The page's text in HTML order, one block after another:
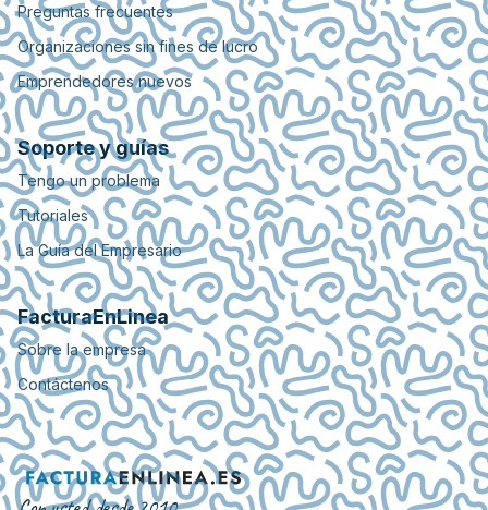
Preguntas frecuentes
Organizaciones sin fines de lucro
Emprendedores nuevos
Soporte y guías
Tengo un problema
Tutoriales
La Guía del Empresario
FacturaEnLinea
Sobre la empresa
Contáctenos